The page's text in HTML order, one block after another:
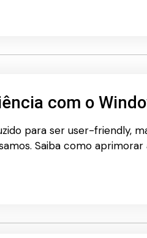
com o
para ser user-friendly,
Saiba como aprimorar